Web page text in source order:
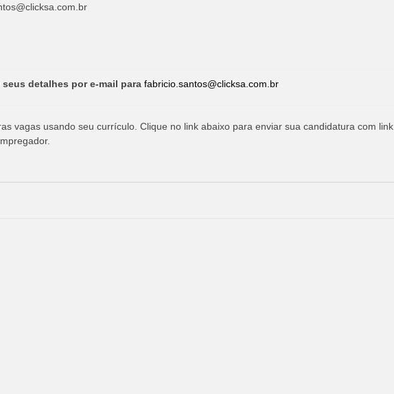
seus detalhes por e-mail para fabricio.santos@clicksa.com.br
vagas usando seu currículo. Clique no link abaixo para enviar sua candidatura com link